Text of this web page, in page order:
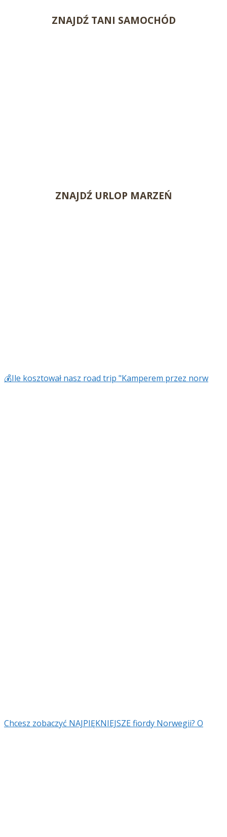
ZNAJDŹ TANI SAMOCHÓD
ZNAJDŹ URLOP MARZEŃ
💰Ile kosztował nasz road trip "Kamperem przez norw
Chcesz zobaczyć NAJPIĘKNIEJSZE fiordy Norwegii? O